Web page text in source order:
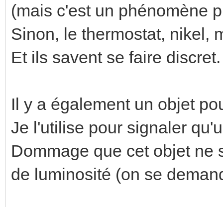
(mais c'est un phénomène
Sinon, le thermostat, nikel,
Et ils savent se faire discret.
Il y a également un objet
Je l'utilise pour signaler
Dommage que cet objet ne
de luminosité (on se